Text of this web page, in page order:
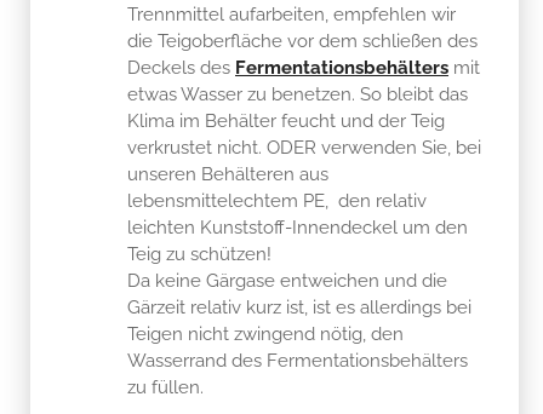
Trennmittel aufarbeiten, empfehlen wir
die Teigoberfläche vor dem schließen des
Deckels des Fermentationsbehälters mit
etwas Wasser zu benetzen. So bleibt das
Klima im Behälter feucht und der Teig
verkrustet nicht. ODER verwenden Sie, bei
unseren Behälteren aus
lebensmittelechtem PE, den relativ
leichten Kunststoff-Innendeckel um den
Teig zu schützen!
Da keine Gärgase entweichen und die
Gärzeit relativ kurz ist, ist es allerdings bei
Teigen nicht zwingend nötig, den
Wasserrand des Fermentationsbehälters
zu füllen.